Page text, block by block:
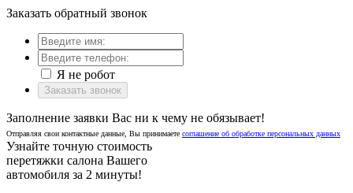
Заказать обратный звонок
Я не робот
Заказать звонок
Заполнение заявки Вас ни к чему не обязывает!
Отправляя свои контактные данные, Вы принимаете соглашение об обработке персональных данных
Узнайте точную стоимость
перетяжки салона Вашего
автомобиля за 2 минуты!